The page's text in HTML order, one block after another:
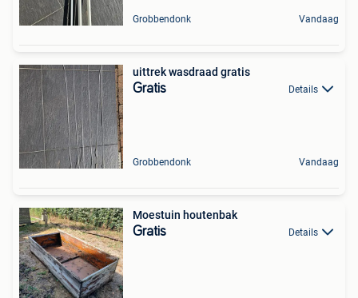
Grobbendonk Vandaag
uittrek wasdraad gratis
Gratis Details
Grobbendonk Vandaag
Moestuin houtenbak
Gratis Details